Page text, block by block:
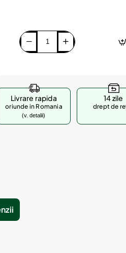
Livrare rapida
oriunde in Romania
(v. detalii)
14 zile
drept de